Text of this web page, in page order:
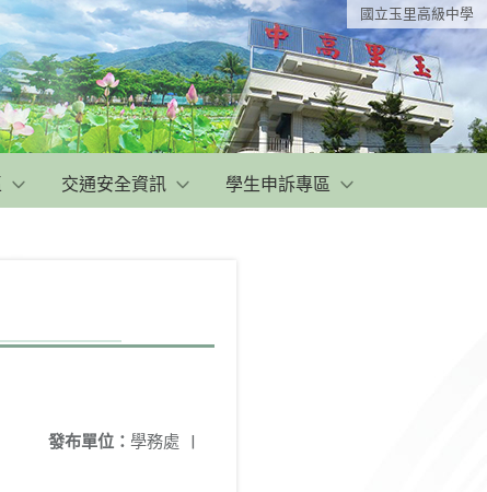
國立玉里高級中學
交通安全資訊 學生申訴專區
發布單位： 學務處 |